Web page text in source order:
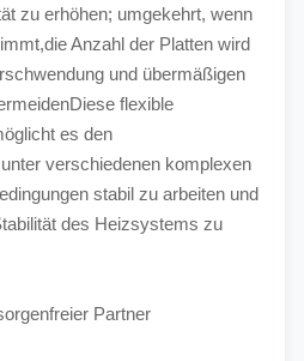
zu erhöhen; umgekehrt, wenn
Anzahl der Platten wird
und übermäßigen
flexible
es den
verschiedenen komplexen
stabil zu arbeiten und
des Heizsystems zu
Partner